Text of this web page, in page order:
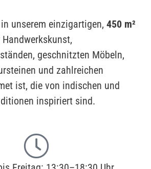
unserem einzigartigen, 450 m²
geschnitzten Möbeln,
und zahlreichen
ist, die von indischen und
inspiriert sind.